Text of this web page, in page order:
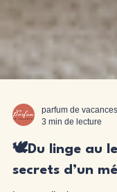
parfum de vacances
3 min de lecture